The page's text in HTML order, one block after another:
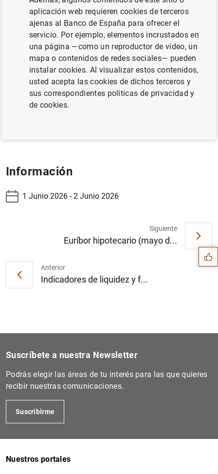
atención a cuestiones de política macroprudencial,
regulación y supervisión.
La Revista de Estabilidad Financiera es una publicación
abierta, en la que tienen cabida colaboraciones
personales de investigadores y profesionales del sector
financiero, sometidas a un proceso de evaluación
anónima.
Información
1 Junio 2026 - 2 Junio 2026
Anterior
Indicadores de liquidez y f...
Siguiente
Euríbor hipotecario (mayo d... Sugerencias
Suscríbete a nuestra Newsletter
Podrás elegir las áreas de tu interés para las que quieres
recibir nuestras comunicaciones.
Suscribirme
Nuestros portales
aplicación web requieren cookies de terceros
ajenas al Banco de España para ofrecer el
servicio. Por ejemplo, elementos incrustados en
una página —como un reproductor de vídeo, un
mapa o contenidos de redes sociales— pueden
instalar cookies. Al visualizar estos contenidos,
usted acepta las cookies de dichos terceros y
sus correspondientes políticas de privacidad y
de cookies.